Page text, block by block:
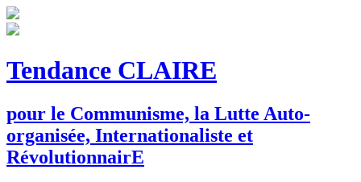
Tendance CLAIRE
pour le Communisme, la Lutte Auto-
organisée, Internationaliste et
RévolutionnairE